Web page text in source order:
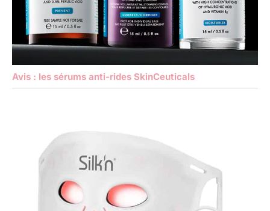
Avis : les sérums anti-rides SkinCeuticals